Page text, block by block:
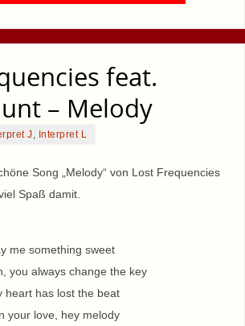
feat.
– Melody
J, Interpret L
Song „Melody“ von Lost Frequencies
Spaß damit.
me something sweet
you always change the key
heart has lost the beat
your love, hey melody